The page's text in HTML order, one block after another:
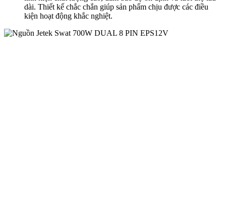
dài. Thiết kế chắc chắn giúp sản phẩm chịu được các điều
kiện hoạt động khắc nghiệt.